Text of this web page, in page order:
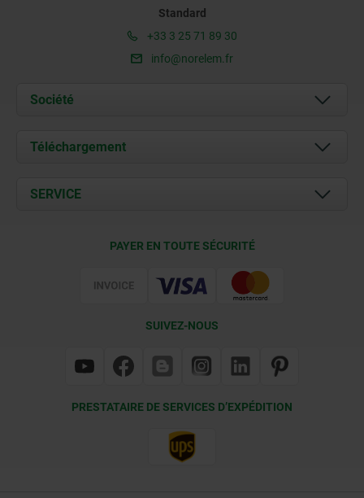
Standard
+33 3 25 71 89 30
info@norelem.fr
Société
À propos de nous
Contact
Téléchargement
Documents
SERVICE
PAYER EN TOUTE SÉCURITÉ
SUIVEZ-NOUS
PRESTATAIRE DE SERVICES D’EXPÉDITION